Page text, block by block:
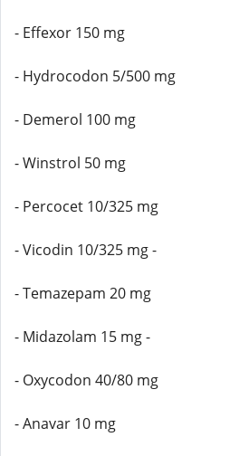
- Effexor 150 mg
- Hydrocodon 5/500 mg
- Demerol 100 mg
- Winstrol 50 mg
- Percocet 10/325 mg
- Vicodin 10/325 mg -
- Temazepam 20 mg
- Midazolam 15 mg -
- Oxycodon 40/80 mg
- Anavar 10 mg